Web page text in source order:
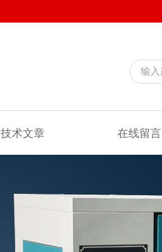
技术文章 在线留言